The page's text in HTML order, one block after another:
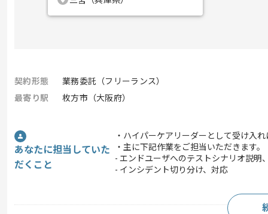
契約形態
業務委託（フリーランス）
最寄り駅
枚方市（大阪府）
あなたに担当していた
だくこと
・ハイパーケアリーダーとして受け入
・主に下記作業をご担当いただきます。
- エンドユーザへのテストシナリオ説明
- インシデント切り分け、対応